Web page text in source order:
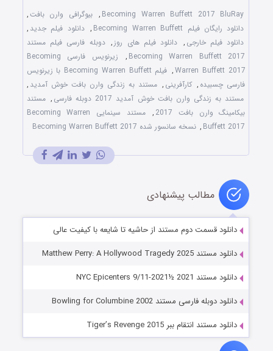
Becoming Warren Buffett 2017 BluRay
, بیوگرافی وارن بافت,
دانلود رایگان فیلم Becoming Warren Buffett
, دانلود فیلم جدید ,
دانلود فیلم خارجی , دانلود فیلم های روز , دوبله فارسی فیلم مستند
Becoming Warren Buffett 2017
,
زیرنویس فارسی Becoming
Warren Buffett 2017
,
فیلم Becoming Warren Buffett با زیرنویس
فارسی چسبیده , کارآفرینی , مستند به زندگی وارن بافت خوش آمدید ,
مستند به زندگی وارن بافت خوش آمدید 2017 دوبله فارسی
, مستند
بیکامینگ وارن بافت 2017
,
مستند سینمایی Becoming Warren
Buffett 2017
, نسخه سانسور شده Becoming Warren Buffett 2017
مطالب پیشنهادی
دانلود قسمت دوم مستند از حاشیه تا شایعه با کیفیت عالی
دانلود مستند Matthew Perry: A Hollywood Tragedy 2025
دانلود مستند NYC Epicenters 9/11-2021½ 2021
دانلود دوبله فارسی مستند Bowling for Columbine 2002
دانلود مستند انتقام ببر Tiger’s Revenge 2015